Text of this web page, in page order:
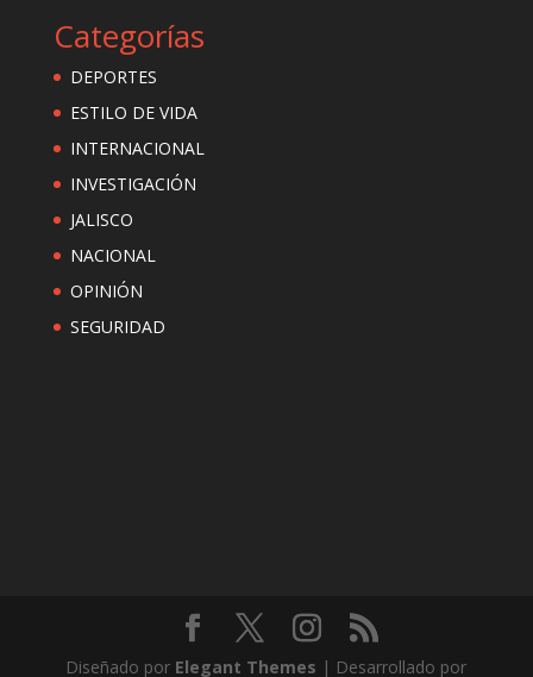
Categorías
DEPORTES
ESTILO DE VIDA
INTERNACIONAL
INVESTIGACIÓN
JALISCO
NACIONAL
OPINIÓN
SEGURIDAD
Diseñado por Elegant Themes | Desarrollado por